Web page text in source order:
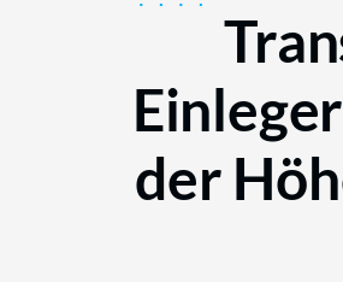
der
Alle Anwälte